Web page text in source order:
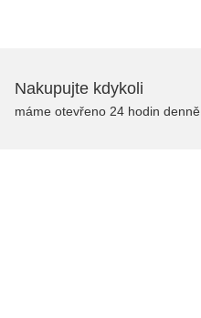
Nakupujte kdykoli
máme otevřeno 24 hodin denně